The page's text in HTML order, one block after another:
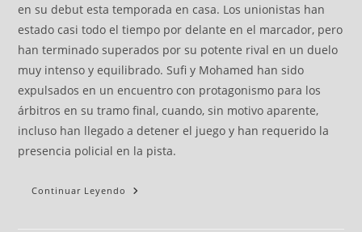
en su debut esta temporada en casa. Los unionistas han
estado casi todo el tiempo por delante en el marcador, pero
han terminado superados por su potente rival en un duelo
muy intenso y equilibrado. Sufi y Mohamed han sido
expulsados en un encuentro con protagonismo para los
árbitros en su tramo final, cuando, sin motivo aparente,
incluso han llegado a detener el juego y han requerido la
presencia policial en la pista.
Continuar Leyendo